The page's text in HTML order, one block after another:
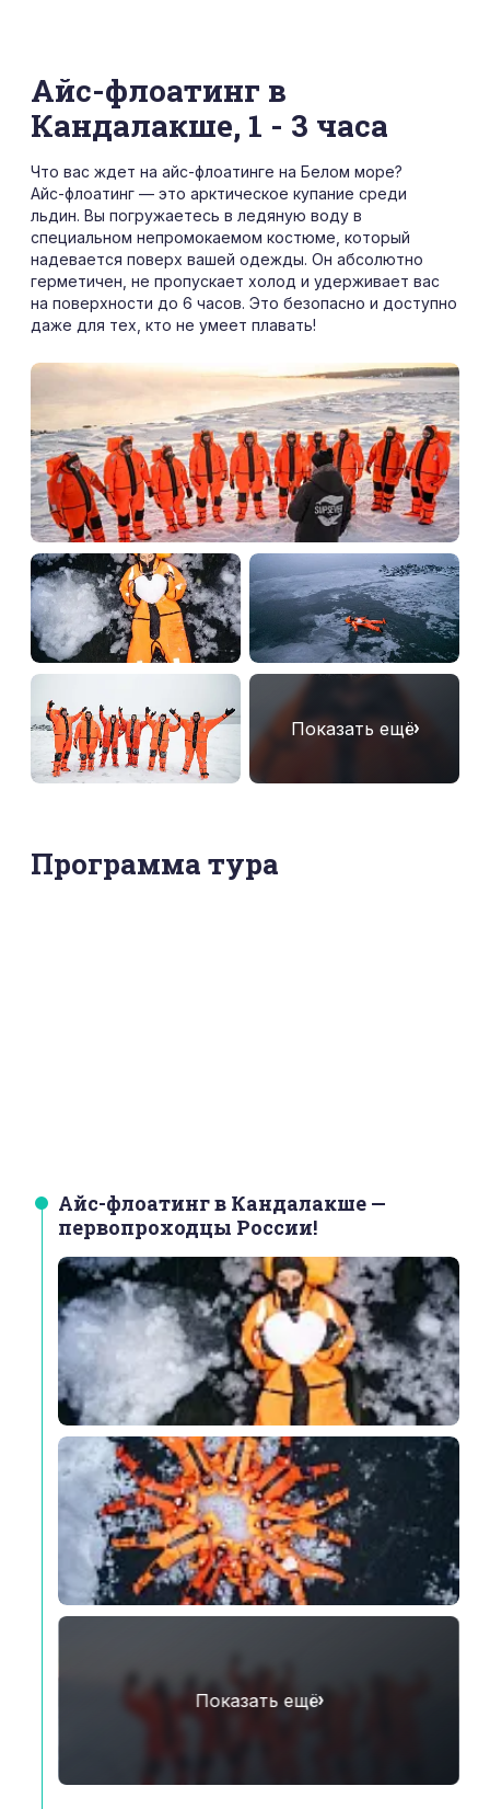
Айс-флоатинг в
Кандалакше, 1 - 3 часа
Что вас ждет на айс-флоатинге на Белом море?
Айс-флоатинг — это арктическое купание среди
льдин. Вы погружаетесь в ледяную воду в
специальном непромокаемом костюме, который
надевается поверх вашей одежды. Он абсолютно
герметичен, не пропускает холод и удерживает вас
на поверхности до 6 часов. Это безопасно и доступно
даже для тех, кто не умеет плавать!
Показать ещё
Программа тура
Айс-флоатинг в Кандалакше —
первопроходцы России!
Показать ещё